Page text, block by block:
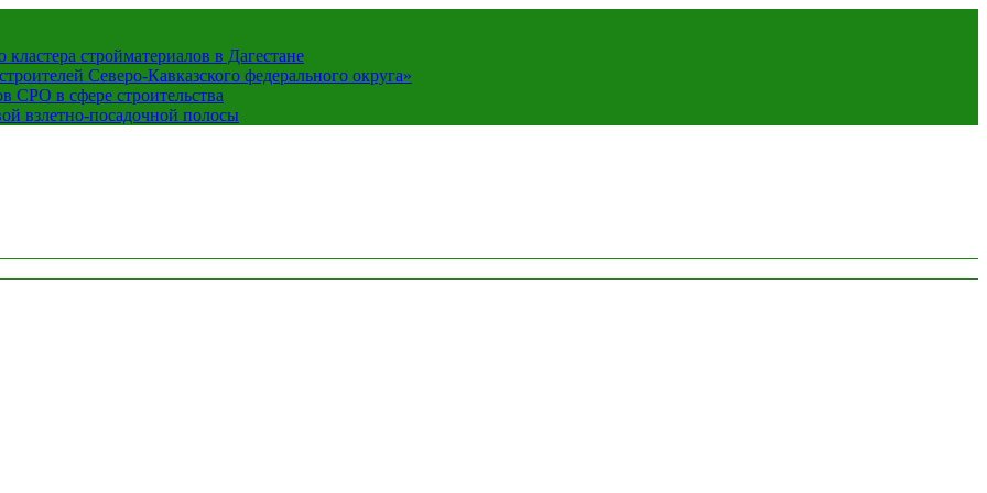
стройматериалов в Дагестане
Северо-Кавказского федерального округа»
СРО в сфере строительства
взлетно-посадочной полосы